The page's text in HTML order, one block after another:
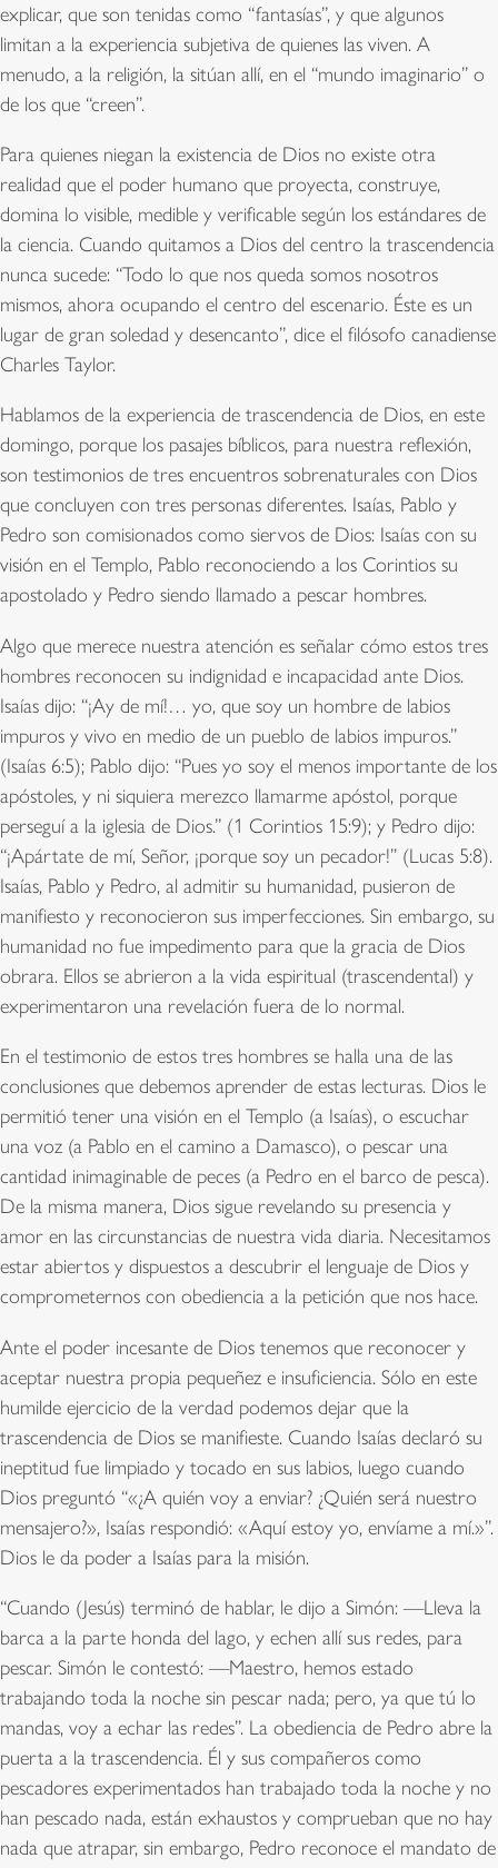
explicar, que son tenidas como “fantasías”, y que algunos
limitan a la experiencia subjetiva de quienes las viven. A
menudo, a la religión, la sitúan allí, en el “mundo imaginario” o
de los que “creen”.
Para quienes niegan la existencia de Dios no existe otra
realidad que el poder humano que proyecta, construye,
domina lo visible, medible y verificable según los estándares de
la ciencia. Cuando quitamos a Dios del centro la trascendencia
nunca sucede: “Todo lo que nos queda somos nosotros
mismos, ahora ocupando el centro del escenario. Éste es un
lugar de gran soledad y desencanto”, dice el filósofo canadiense
Charles Taylor.
Hablamos de la experiencia de trascendencia de Dios, en este
domingo, porque los pasajes bíblicos, para nuestra reflexión,
son testimonios de tres encuentros sobrenaturales con Dios
que concluyen con tres personas diferentes. Isaías, Pablo y
Pedro son comisionados como siervos de Dios: Isaías con su
visión en el Templo, Pablo reconociendo a los Corintios su
apostolado y Pedro siendo llamado a pescar hombres.
Algo que merece nuestra atención es señalar cómo estos tres
hombres reconocen su indignidad e incapacidad ante Dios.
Isaías dijo: “¡Ay de mí!… yo, que soy un hombre de labios
impuros y vivo en medio de un pueblo de labios impuros.”
(Isaías 6:5); Pablo dijo: “Pues yo soy el menos importante de los
apóstoles, y ni siquiera merezco llamarme apóstol, porque
perseguí a la iglesia de Dios.” (1 Corintios 15:9); y Pedro dijo:
“¡Apártate de mí, Señor, ¡porque soy un pecador!” (Lucas 5:8).
Isaías, Pablo y Pedro, al admitir su humanidad, pusieron de
manifiesto y reconocieron sus imperfecciones. Sin embargo, su
humanidad no fue impedimento para que la gracia de Dios
obrara. Ellos se abrieron a la vida espiritual (trascendental) y
experimentaron una revelación fuera de lo normal.
En el testimonio de estos tres hombres se halla una de las
conclusiones que debemos aprender de estas lecturas. Dios le
permitió tener una visión en el Templo (a Isaías), o escuchar
una voz (a Pablo en el camino a Damasco), o pescar una
cantidad inimaginable de peces (a Pedro en el barco de pesca).
De la misma manera, Dios sigue revelando su presencia y
amor en las circunstancias de nuestra vida diaria. Necesitamos
estar abiertos y dispuestos a descubrir el lenguaje de Dios y
comprometernos con obediencia a la petición que nos hace.
Ante el poder incesante de Dios tenemos que reconocer y
aceptar nuestra propia pequeñez e insuficiencia. Sólo en este
humilde ejercicio de la verdad podemos dejar que la
trascendencia de Dios se manifieste. Cuando Isaías declaró su
ineptitud fue limpiado y tocado en sus labios, luego cuando
Dios preguntó “«¿A quién voy a enviar? ¿Quién será nuestro
mensajero?», Isaías respondió: «Aquí estoy yo, envíame a mí.»”.
Dios le da poder a Isaías para la misión.
“Cuando (Jesús) terminó de hablar, le dijo a Simón: —Lleva la
barca a la parte honda del lago, y echen allí sus redes, para
pescar. Simón le contestó: —Maestro, hemos estado
trabajando toda la noche sin pescar nada; pero, ya que tú lo
mandas, voy a echar las redes”. La obediencia de Pedro abre la
puerta a la trascendencia. Él y sus compañeros como
pescadores experimentados han trabajado toda la noche y no
han pescado nada, están exhaustos y comprueban que no hay
nada que atrapar, sin embargo, Pedro reconoce el mandato de